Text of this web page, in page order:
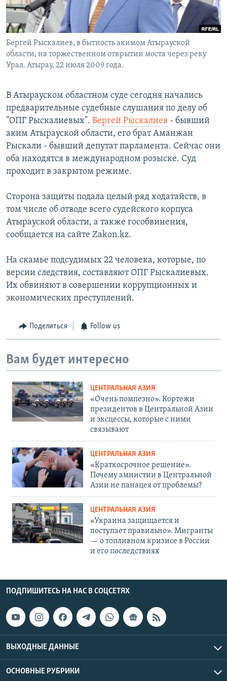
Бергей Рыскалиев, в бытность акимом Атырауской
области, на торжественном открытии моста через реку
Урал. Атырау, 22 июля 2009 года.
В Атырауском областном суде сегодня начались
предварительные судебные слушания по делу об
"ОПГ Рыскалиевых". Бергей Рыскалиев - бывший
аким Атырауской области, его брат Аманжан
Рыскали - бывший депутат парламента. Сейчас они
оба находятся в международном розыске. Суд
проходит в закрытом режиме.
Сторона защиты подала целый ряд ходатайств, в
том числе об отводе всего судейского корпуса
Атырауской области, а также гособвинения,
сообщается на сайте Zakon.kz.
На скамье подсудимых 22 человека, которые, по
версии следствия, составляют ОПГ Рыскалиевых.
Их обвиняют в совершении коррупционных и
экономических преступлений.
Поделиться Follow us
Вам будет интересно
ЦЕНТРАЛЬНАЯ АЗИЯ
«Очень помпезно». Кортежи
президентов в Центральной Азии
и эксцессы, которые с ними
связывают
ЦЕНТРАЛЬНАЯ АЗИЯ
«Краткосрочное решение».
Почему амнистии в Центральной
Азии не панацея от проблемы?
ЦЕНТРАЛЬНАЯ АЗИЯ
«Украина защищается и
поступает правильно». Мигранты
— о топливном кризисе в России
и его последствиях
ПОДПИШИТЕСЬ НА НАС В СОЦСЕТЯХ
ВЫХОДНЫЕ ДАННЫЕ
ОСНОВНЫЕ РУБРИКИ